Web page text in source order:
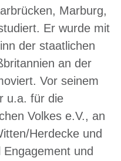
Marburg,
Er wurde mit
der staatlichen
an der
Vor seinem
u.a. für die
Volkes e.V., an
Herdecke und
und